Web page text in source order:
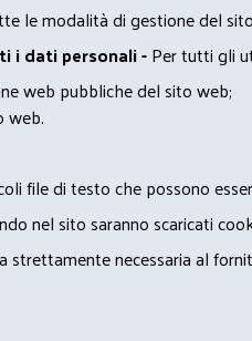
le modalità di gestione del
i dati personali -Per tutti gli
web pubbliche del sito web;
web.
file di testo che possono
nel sito saranno scaricati
strettamente necessaria al